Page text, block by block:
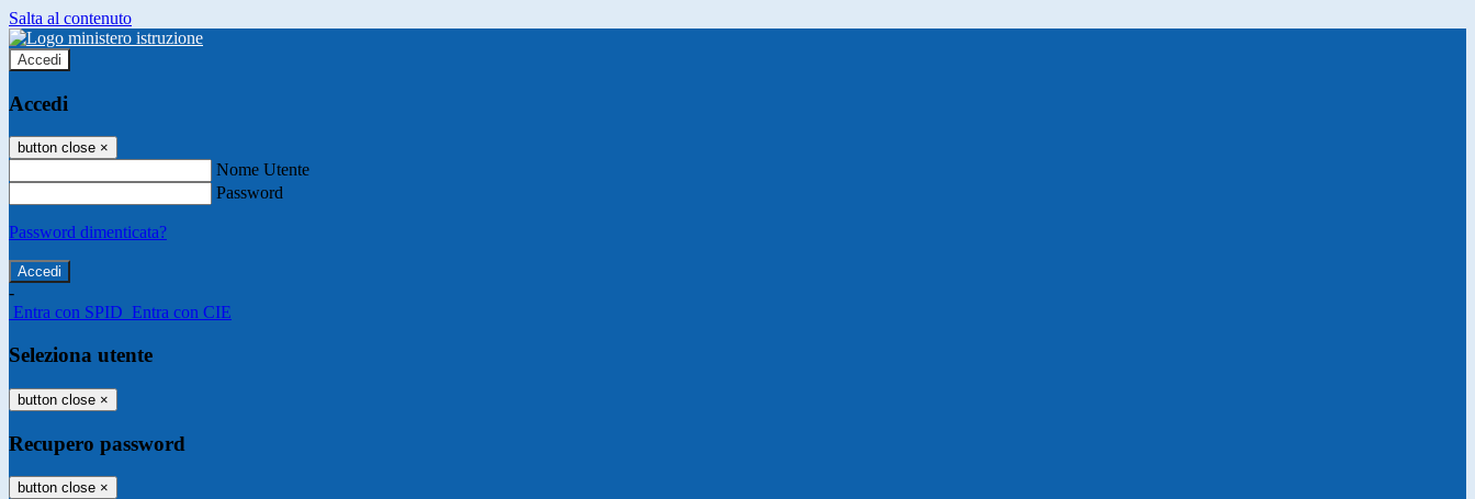
Salta al contenuto
Accedi
Accedi
button close ×
Nome Utente
Password
Password dimenticata?
-
Entra con SPID Entra con CIE
Seleziona utente
button close ×
Recupero password
button close ×